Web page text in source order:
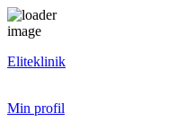
Eliteklinik
Min profil